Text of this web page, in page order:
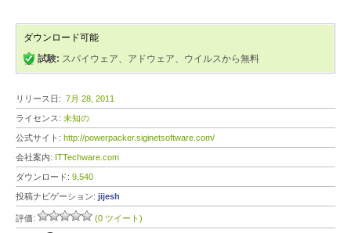
ダウンロード可能
試験: スパイウェア、アドウェア、ウイルスから無料
リリース日: 7月 28, 2011
ライセンス: 未知の
公式サイト: http://powerpacker.siginetsoftware.com/
会社案内: ITTechware.com
ダウンロード: 9,540
投稿ナビゲーション: jijesh
評価: (0 ツイート)